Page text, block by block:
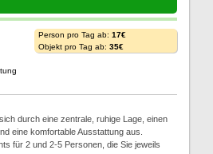
Person pro Tag ab: 17€
Objekt pro Tag ab: 35€
durch eine zentrale, ruhige Lage, einen
eine komfortable Ausstattung aus.
für 2 und 2-5 Personen, die Sie jeweils